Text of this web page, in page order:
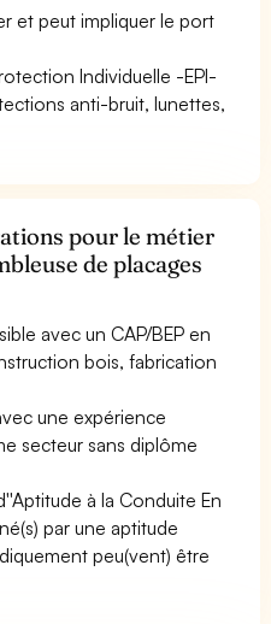
et peut impliquer le port
Individuelle -EPI-
anti-bruit, lunettes,
pour le métier
de placages
avec un CAP/BEP en
bois, fabrication
une expérience
secteur sans diplôme
à la Conduite En
par une aptitude
peu(vent) être